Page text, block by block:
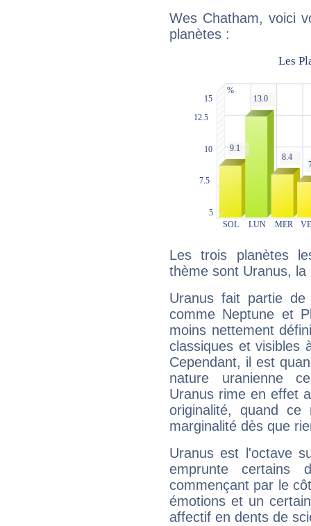
Wes Chatham, voici
planètes :
Les trois planètes
thème sont Uranus, la
Uranus fait partie
comme Neptune et
moins nettement
classiques et visibles
Cependant, il est
nature uranienne
Uranus rime en effet
originalité, quand ce
marginalité dès que
Uranus est l'octave
emprunte
commençant par le
émotions et un
affectif en dents de